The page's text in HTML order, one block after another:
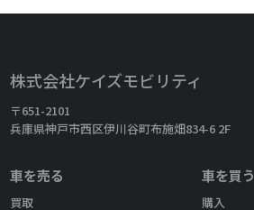
株式会社ケイズモビリティ
〒651-2101
兵庫県神戸市西区伊川谷町布施畑834-6 2F
車を売る
買取
車を買う
購入